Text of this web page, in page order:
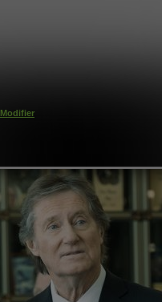
Modifier